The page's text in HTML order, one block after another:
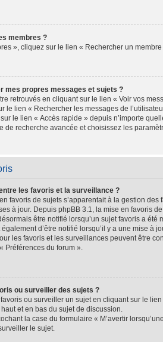
membres ?
», cliquez sur le lien « Rechercher un membre
mes propres messages et sujets ?
retrouvés en cliquant sur le lien « Voir vos
le lien « Rechercher les messages de
le lien « Accès rapide » depuis n’importe
de recherche avancée et choisissez les
les favoris et la surveillance ?
favoris de sujets s’apparentait à la gestion des
à jour. Depuis phpBB 3.1, la mise en favoris
être notifié lorsqu’un sujet favoris a été
d’être notifié lorsqu’il y a une mise à
les favoris et les surveillances peuvent être
Préférences du forum ».
ou surveiller des sujets ?
ou surveiller un sujet en cliquant sur le
et en bas du sujet de discussion.
la case du formulaire « M’avertir
le sujet.